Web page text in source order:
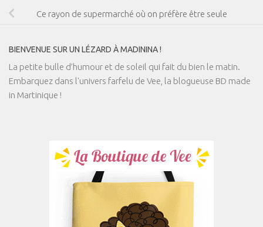
Ce rayon de supermarché où on préfère être seule
BIENVENUE SUR UN LÉZARD À MADININA !
La petite bulle d’humour et de soleil qui fait du bien le matin.
Embarquez dans l'univers farfelu de Vee, la blogueuse BD made
in Martinique !